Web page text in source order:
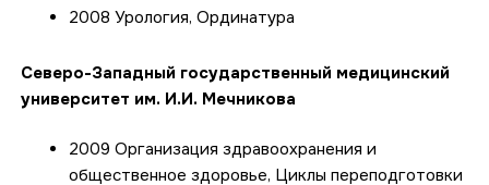
2008 Урология, Ординатура
Северо-Западный государственный медицинский
университет им. И.И. Мечникова
2009 Организация здравоохранения и
общественное здоровье, Циклы переподготовки